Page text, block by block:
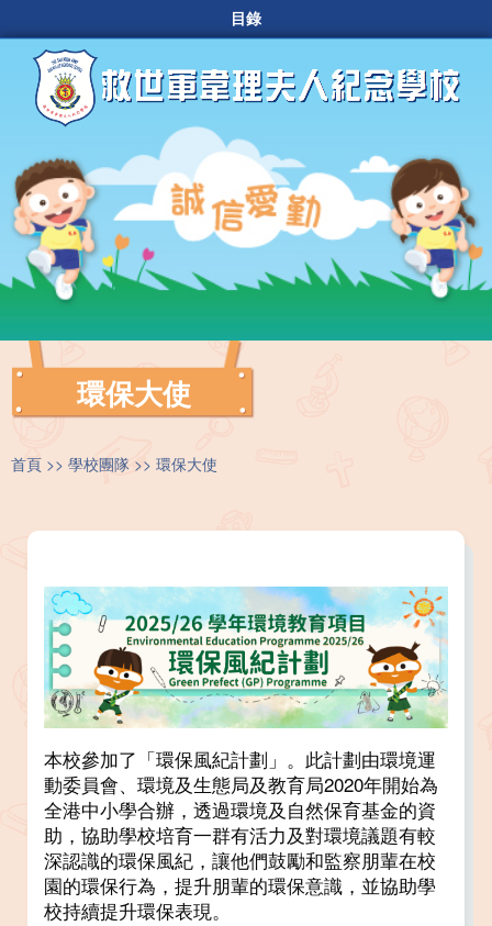
目錄
環保大使
首頁 學校團隊 環保大使
本校參加了「環保風紀計劃」。此計劃由環境運
動委員會、環境及生態局及教育局2020年開始為
全港中小學合辦，透過環境及自然保育基金的資
助，協助學校培育一群有活力及對環境議題有較
深認識的環保風紀，讓他們鼓勵和監察朋輩在校
園的環保行為，提升朋輩的環保意識，並協助學
校持續提升環保表現。